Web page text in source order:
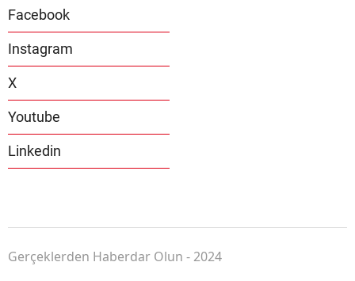
Facebook
Instagram
X
Youtube
Linkedin
Gerçeklerden Haberdar Olun - 2024